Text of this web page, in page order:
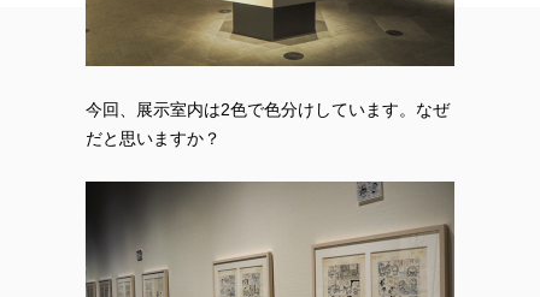
今回、展示室内は2色で色分けしています。なぜ
だと思いますか？